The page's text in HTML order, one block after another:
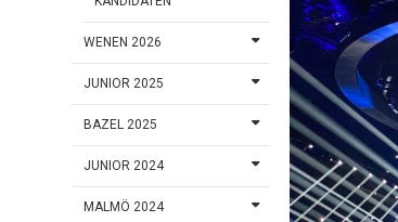
WENEN 2026
JUNIOR 2025
BAZEL 2025
JUNIOR 2024
MALMÖ 2024